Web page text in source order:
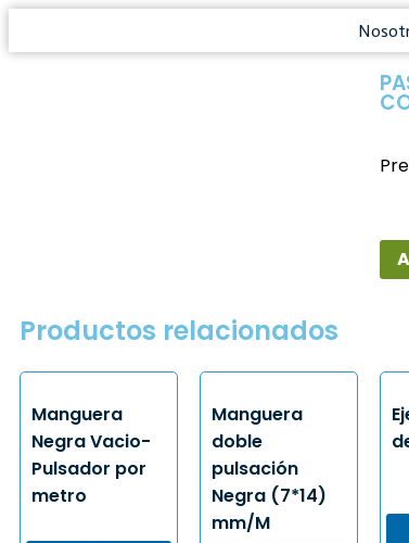
Productos relacionados
Manguera
Negra Vacio-
Pulsador por
metro
Manguera
doble
pulsación
Negra (7*14)
mm/M